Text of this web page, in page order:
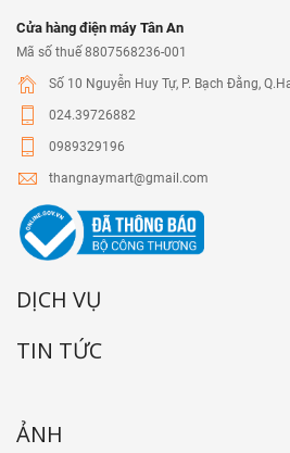
Cửa hàng điện máy Tân An
Mã số thuế 8807568236-001
Số 10 Nguyễn Huy Tự, P. Bạch Đằng,
024.39726882
0989329196
thangnaymart@gmail.com
DỊCH VỤ
TIN TỨC
ẢNH